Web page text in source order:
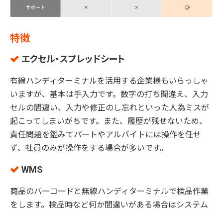
特徴
エクセル・スプレッドシート
有線ハンディターミナルを活用する企業様もいらっしゃ
いますが、基本は手入力です。数字の打ち間違え、入力
セルの間違い、入力や修正のし忘れといった人為ミスが
起こってしまいがちです。また、履歴が残せないため、
責任問題を鑑みてパートやアルバイトには操作を任せ
ず、社員のみが操作をする場合が多いです。
WMS
商品のバーコードと無線ハンディターミナルで検品作業
をします。検品時など何か間違いがある場合はシステム